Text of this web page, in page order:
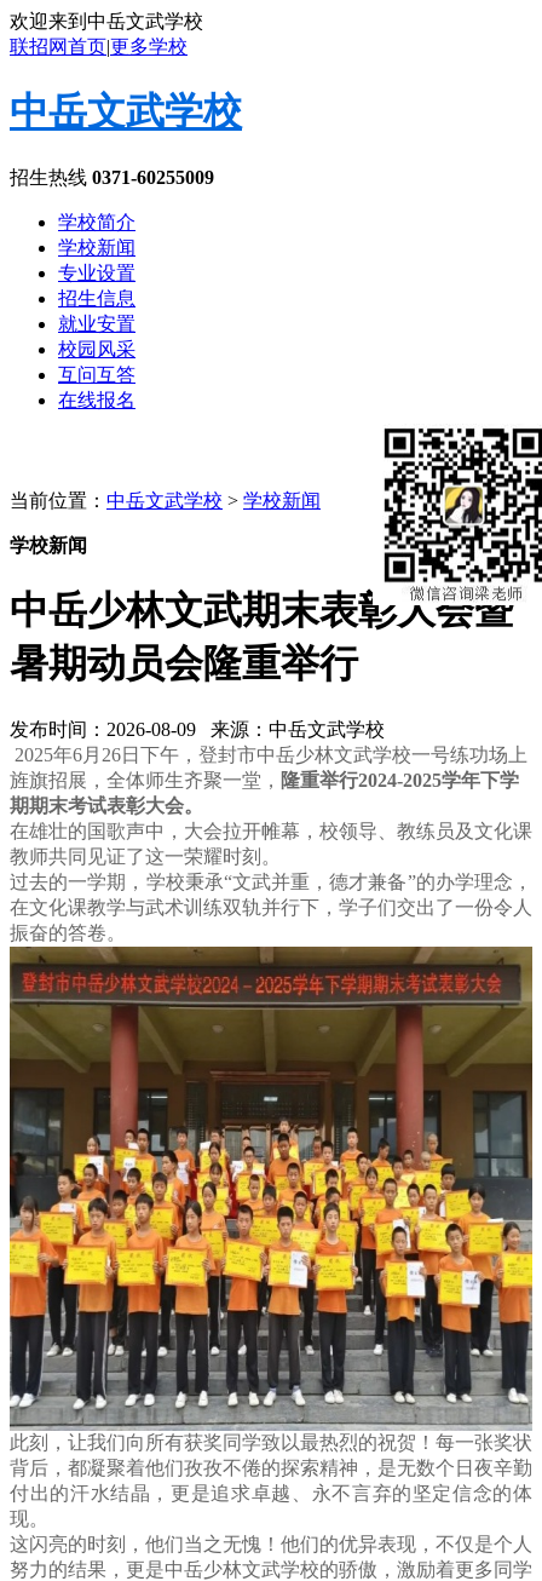
欢迎来到中岳文武学校
联招网首页|更多学校
中岳文武学校
招生热线 0371-60255009
学校简介
学校新闻
专业设置
招生信息
就业安置
校园风采
互问互答
在线报名
当前位置： 中岳文武学校 > 学校新闻
学校新闻
中岳少林文武期末表彰大会暨
暑期动员会隆重举行
发布时间：2026-08-09 来源：中岳文武学校
2025年6月26日下午，登封市中岳少林文武学校一号练功场上
旌旗招展，全体师生齐聚一堂， 隆重举行2024-2025学年下学
期期末考试表彰大会。
在雄壮的国歌声中，大会拉开帷幕，校领导、教练员及文化课
教师共同见证了这一荣耀时刻。
过去的一学期，学校秉承“文武并重，德才兼备”的办学理念，
在文化课教学与武术训练双轨并行下，学子们交出了一份令人
振奋的答卷。
此刻，让我们向所有获奖同学致以最热烈的祝贺！每一张奖状
背后，都凝聚着他们孜孜不倦的探索精神，是无数个日夜辛勤
付出的汗水结晶，更是追求卓越、永不言弃的坚定信念的体
现。
这闪亮的时刻，他们当之无愧！他们的优异表现，不仅是个人
努力的结果，更是中岳少林文武学校的骄傲，激励着更多同学